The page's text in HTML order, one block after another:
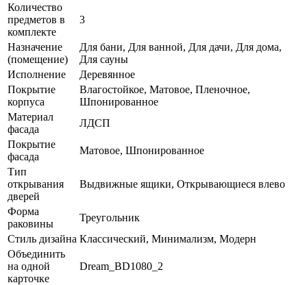
Количество
предметов в
комплекте
3
Назначение
(помещение)
Для бани, Для ванной, Для дачи, Для дома,
Для сауны
Исполнение
Деревянное
Покрытие
корпуса
Влагостойкое, Матовое, Пленочное,
Шпонированное
Материал
фасада
ЛДСП
Покрытие
фасада
Матовое, Шпонированное
Тип
открывания
дверей
Выдвижные ящики, Открывающиеся влево
Форма
раковины
Треугольник
Стиль дизайна Классический, Минимализм, Модерн
Объединить
на одной
карточке
Dream_BD1080_2